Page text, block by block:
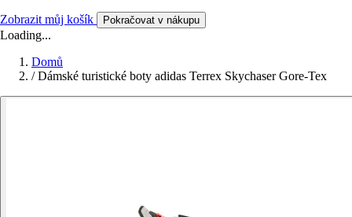
Zobrazit můj košík Pokračovat v nákupu
Loading...
Domů
/ Dámské turistické boty adidas Terrex Skychaser Gore-Tex